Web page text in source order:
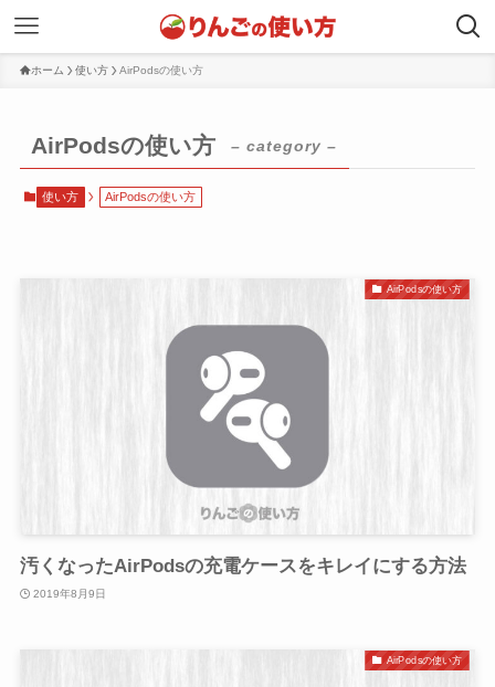
ホーム 使い方 AirPodsの使い方
AirPodsの使い方 – category –
使い方 AirPodsの使い方
AirPodsの使い方
汚くなったAirPodsの充電ケースをキレイにする方法
2019年8月9日
AirPodsの使い方